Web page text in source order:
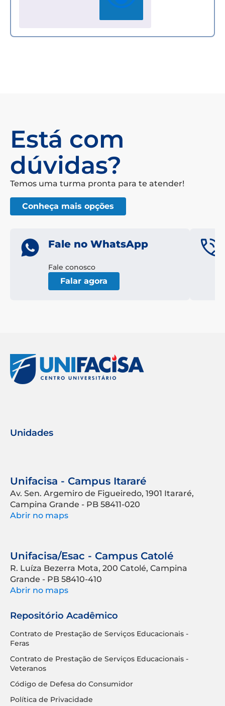
Está com
dúvidas?
Temos uma turma pronta para te atender!
Conheça mais opções
Fale no WhatsApp
Fale conosco
Falar agora
Unidades
Unifacisa - Campus Itararé
Av. Sen. Argemiro de Figueiredo, 1901 Itararé,
Campina Grande - PB 58411-020
Abrir no maps
Unifacisa/Esac - Campus Catolé
R. Luíza Bezerra Mota, 200 Catolé, Campina
Grande - PB 58410-410
Abrir no maps
Repositório Acadêmico
Contrato de Prestação de Serviços Educacionais -
Feras
Contrato de Prestação de Serviços Educacionais -
Veteranos
Código de Defesa do Consumidor
Política de Privacidade